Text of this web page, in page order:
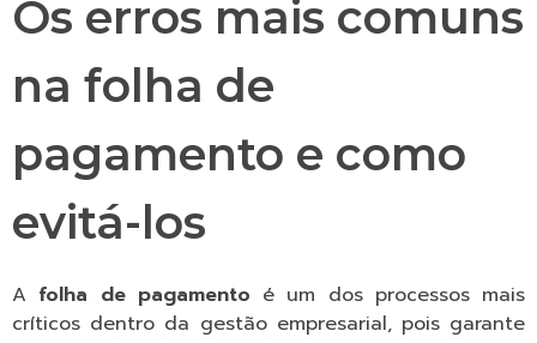
Os erros mais comuns
na folha de
pagamento e como
evitá-los
A folha de pagamento é um dos processos mais
críticos dentro da gestão empresarial, pois garante